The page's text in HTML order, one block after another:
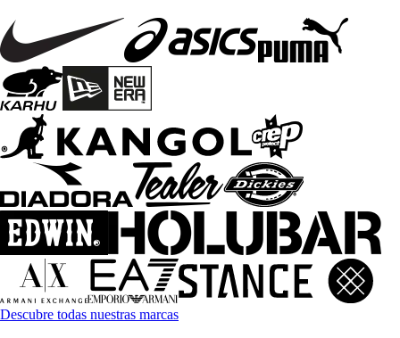
Descubre todas nuestras marcas